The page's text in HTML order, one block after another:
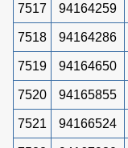
7517 94164259
7518 94164286
7519 94164650
7520 94165855
7521 94166524